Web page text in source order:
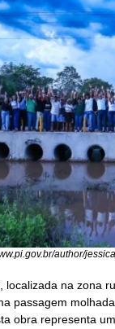
author/
na zona
passagem
obra representa